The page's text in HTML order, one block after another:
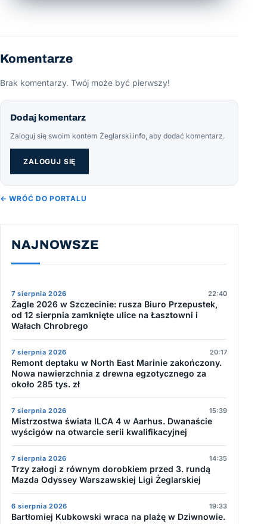
Komentarze
Brak komentarzy. Twój może być pierwszy!
Dodaj komentarz
Zaloguj się swoim kontem Żeglarski.info, aby dodać komentarz.
ZALOGUJ SIĘ
← WRÓĆ DO PORTALU
NAJNOWSZE
7 sierpnia 2026 22:40
Żagle 2026 w Szczecinie: rusza Biuro Przepustek,
od 12 sierpnia zamknięte ulice na Łasztowni i
Wałach Chrobrego
7 sierpnia 2026 20:17
Remont deptaku w North East Marinie zakończony.
Nowa nawierzchnia z drewna egzotycznego za
około 285 tys. zł
7 sierpnia 2026 15:39
Mistrzostwa świata ILCA 4 w Aarhus. Dwanaście
wyścigów na otwarcie serii kwalifikacyjnej
7 sierpnia 2026 14:35
Trzy załogi z równym dorobkiem przed 3. rundą
Mazda Odyssey Warszawskiej Ligi Żeglarskiej
6 sierpnia 2026 19:33
Bartłomiej Kubkowski wraca na plażę w Dziwnowie.